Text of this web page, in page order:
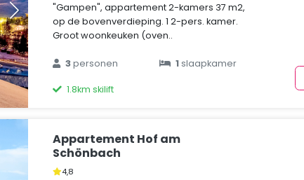
"Gampen", appartement 2-kamers 37 m2,
op de bovenverdieping. 1 2-pers. kamer.
Groot woonkeuken (oven..
3personen 1slaapkamer
1.8km skilift
Appartement Hof am
Schönbach
4,8